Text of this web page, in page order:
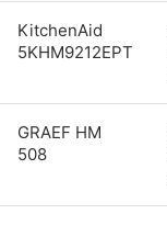
KitchenAid
5KHM9212EPT
GRAEF HM
508